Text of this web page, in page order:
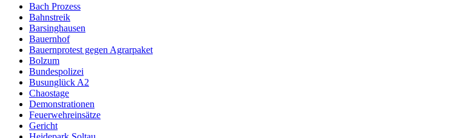
Bach Prozess
Bahnstreik
Barsinghausen
Bauernhof
Bauernprotest gegen Agrarpaket
Bolzum
Bundespolizei
Busunglück A2
Chaostage
Demonstrationen
Feuerwehreinsätze
Gericht